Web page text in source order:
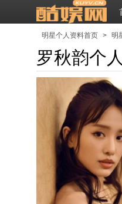
明星个人资料首页 > 明
罗秋韵个